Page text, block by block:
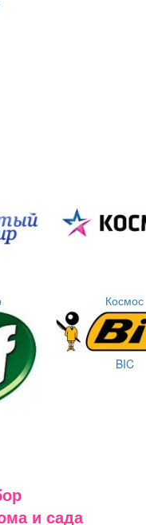
Космос
BIC
и сада